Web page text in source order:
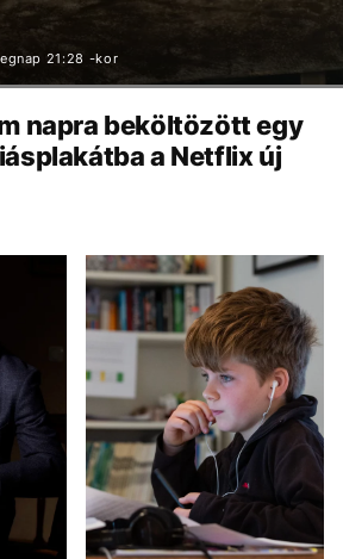
21:28 -kor
napra beköltözött egy
a Netflix új